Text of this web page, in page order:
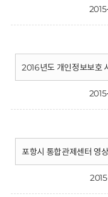
2016년도 개인정보보호
포항시 통합관제센터 영